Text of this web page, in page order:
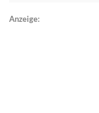
Anzeige: